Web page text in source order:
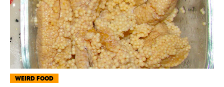
WEIRD FOOD